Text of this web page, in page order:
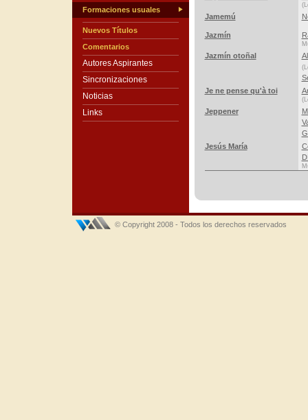
Formaciones usuales
Nuevos Títulos
Comentarios
Autores Aspirantes
Sincronizaciones
Noticias
Links
Jamemú
Jazmín
Jazmín otoñal
Je ne pense qu'à toi
Jeppener
Jesús María
© Copyright 2008 - Todos los derechos reservados